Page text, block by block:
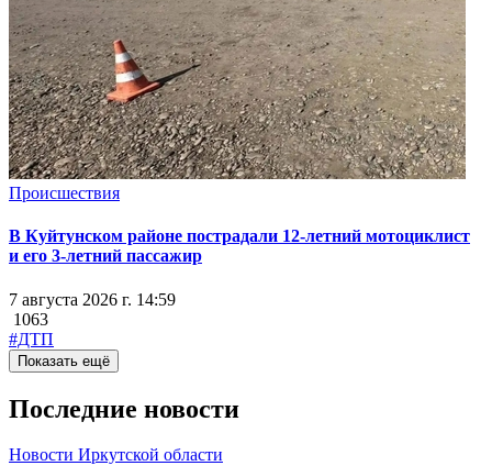
Происшествия
В Куйтунском районе пострадали 12-летний мотоциклист
и его 3-летний пассажир
7 августа 2026 г. 14:59
1063
#ДТП
Показать ещё
Последние новости
Новости Иркутской области